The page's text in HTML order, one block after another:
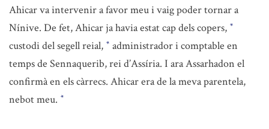
Ahicar va intervenir a favor meu i vaig poder tornar a
Nínive. De fet, Ahicar ja havia estat cap dels copers, *
custodi del segell reial, * administrador i comptable en
temps de Sennaquerib, rei d’Assíria. I ara Assarhadon el
confirmà en els càrrecs. Ahicar era de la meva parentela,
nebot meu. *